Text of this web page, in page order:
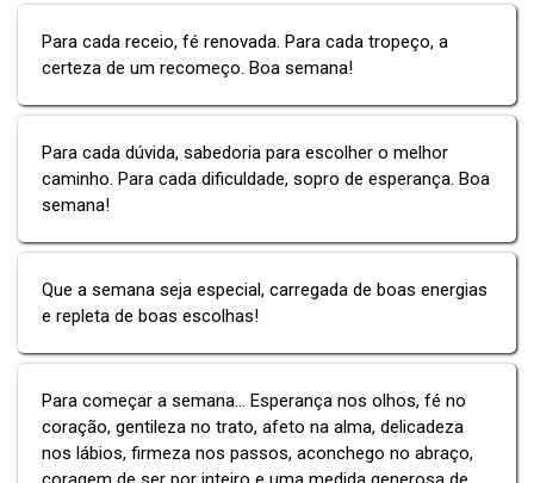
Para cada receio, fé renovada. Para cada tropeço, a
certeza de um recomeço. Boa semana!
Para cada dúvida, sabedoria para escolher o melhor
caminho. Para cada dificuldade, sopro de esperança. Boa
semana!
Que a semana seja especial, carregada de boas energias
e repleta de boas escolhas!
Para começar a semana... Esperança nos olhos, fé no
coração, gentileza no trato, afeto na alma, delicadeza
nos lábios, firmeza nos passos, aconchego no abraço,